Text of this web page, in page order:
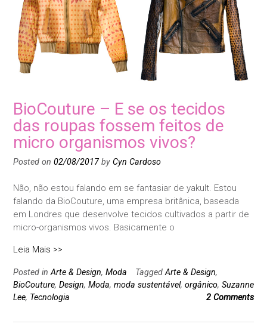
BioCouture – E se os tecidos
das roupas fossem feitos de
micro organismos vivos?
Posted on 02/08/2017 by Cyn Cardoso
Não, não estou falando em se fantasiar de yakult. Estou
falando da BioCouture, uma empresa britânica, baseada
em Londres que desenvolve tecidos cultivados a partir de
micro-organismos vivos. Basicamente o
Leia Mais >>
Posted inArte & Design, Moda TaggedArte & Design,
BioCouture, Design, Moda, moda sustentável, orgânico, Suzanne
Lee, Tecnologia 2 Comments